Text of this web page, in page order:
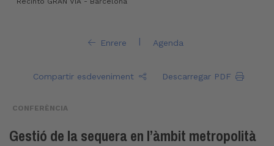
Enrere | Agenda
Compartir esdeveniment Descarregar PDF
CONFERÈNCIA
Gestió de la sequera en l’àmbit metropolità